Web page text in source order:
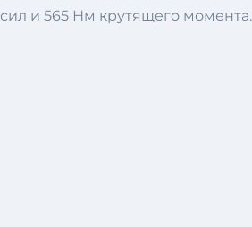
сил и 565 Нм крутящего момента.